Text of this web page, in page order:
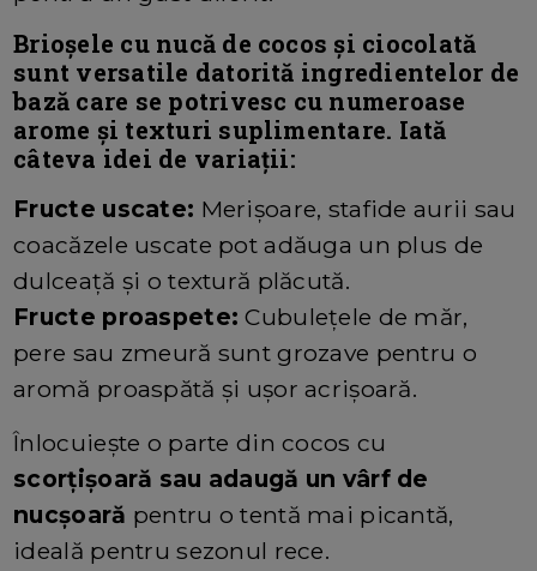
Brioșele cu nucă de cocos și ciocolată
sunt versatile datorită ingredientelor de
bază care se potrivesc cu numeroase
arome și texturi suplimentare. Iată
câteva idei de variații:
Fructe uscate: Merișoare, stafide aurii sau
coacăzele uscate pot adăuga un plus de
dulceață și o textură plăcută.
Fructe proaspete: Cubulețele de măr,
pere sau zmeură sunt grozave pentru o
aromă proaspătă și ușor acrișoară.
Înlocuiește o parte din cocos cu
scorțișoară sau adaugă un vârf de
nucșoară pentru o tentă mai picantă,
ideală pentru sezonul rece.